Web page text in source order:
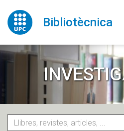
contingut
Bibliotècnica